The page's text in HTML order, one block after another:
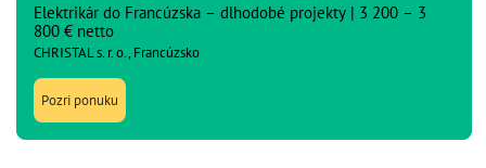
Elektrikár do Francúzska – dlhodobé projekty | 3 200 – 3
800 € netto
CHRISTAL s. r. o., Francúzsko
Pozri ponuku